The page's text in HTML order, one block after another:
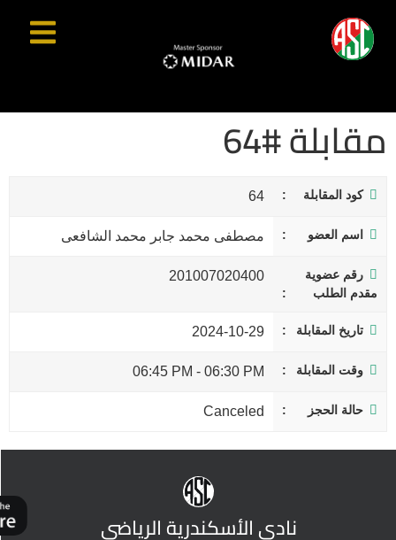
مقابلة #64
كود المقابلة 64
اسم العضو مصطفى محمد جابر محمد الشافعى
رقم عضوية
مقدم الطلب
201007020400
تاريخ المقابلة 2024-10-29
وقت المقابلة 06:30 PM
-
06:45 PM
حالة الحجز Canceled
نادي الأسكندرية الرياضي